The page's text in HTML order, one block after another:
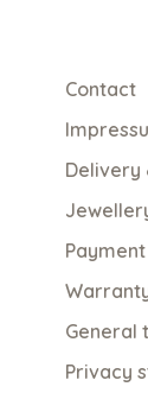
Contact
Delivery
General
Privacy